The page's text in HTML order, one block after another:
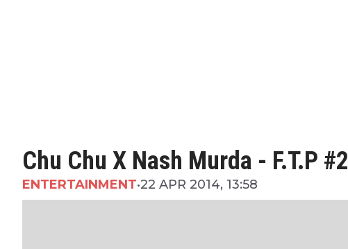
Chu Chu X Nash Murda - F.T.P #2
ENTERTAINMENT•22 APR 2014, 13:58